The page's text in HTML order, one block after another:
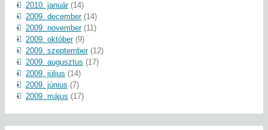
2010. január(14)
2009. december(14)
2009. november(11)
2009. október(9)
2009. szeptember(12)
2009. augusztus (17)
2009. július (14)
2009. június (7)
2009. május (17)